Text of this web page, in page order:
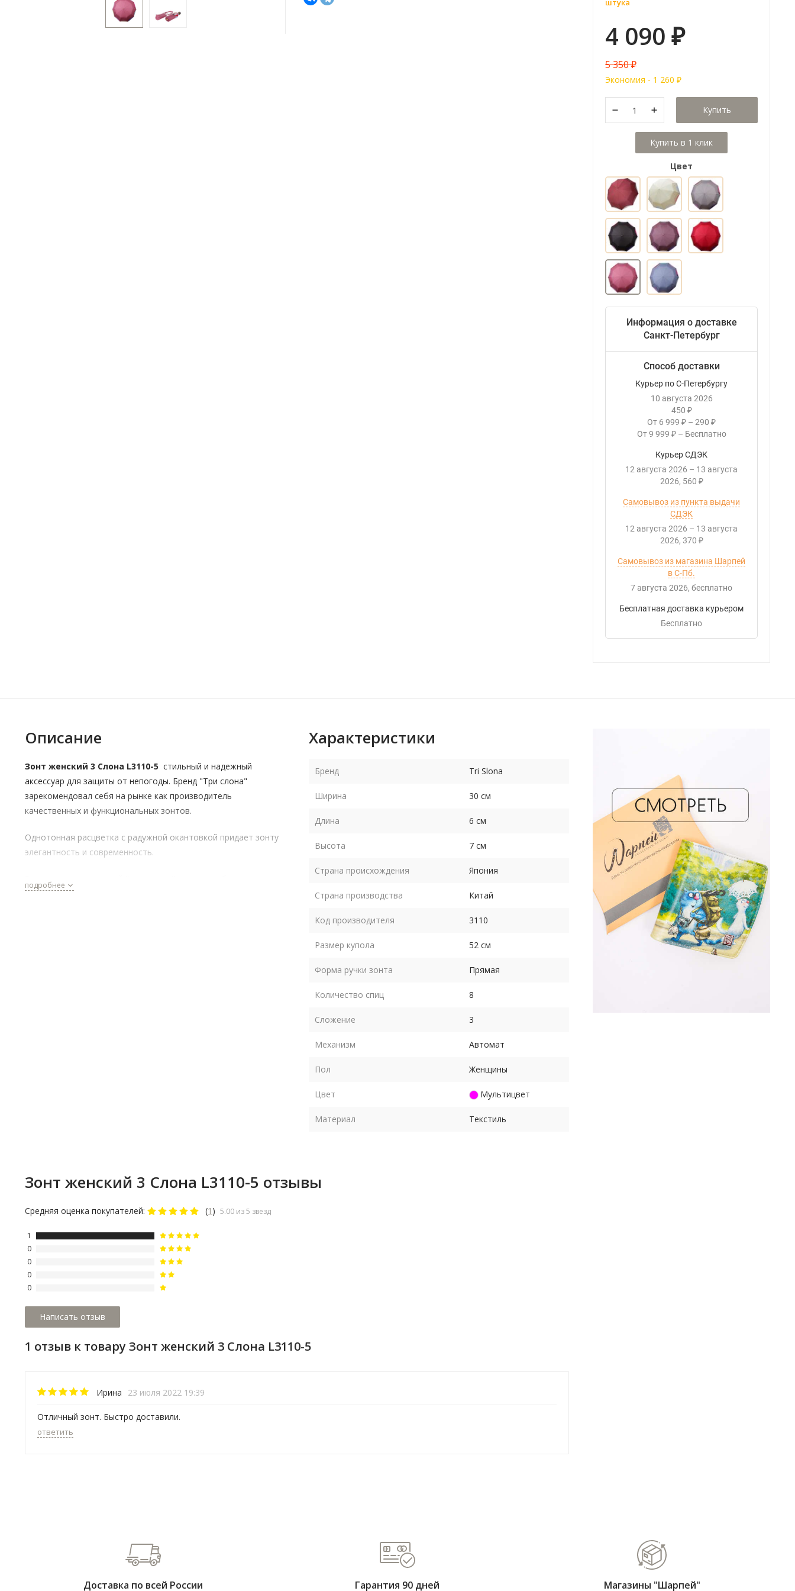
штука
4 090 ₽
5 350₽
Экономия - 1 260 ₽
Купить
Цвет
Информация о доставке
Санкт-Петербург
Способ доставки
Курьер по С-Петербургу
10 августа 2026
450 ₽
От 6 999 ₽ – 290 ₽
От 9 999 ₽ – Бесплатно
Курьер СДЭК
12 августа 2026 – 13 августа
2026 560 ₽
Самовывоз из пункта выдачи
СДЭК
12 августа 2026 – 13 августа
2026 370 ₽
Самовывоз из магазина Шарпей
в С-Пб.
7 августа 2026
Бесплатно
Бесплатная доставка курьером
Бесплатно
Описание
Зонт женский 3 Cлона L3110-5 стильный и надежный
аксессуар для защиты от непогоды. Бренд "Три слона"
зарекомендовал себя на рынке как производитель
качественных и функциональных зонтов.
Однотонная расцветка с радужной окантовкой придает зонту
элегантность и современность.
Зонт оснащен системой "антиветер", которая обеспечивает
дополнительную защиту от ветра. Это особенно актуально в
подробнее
Характеристики
Бренд Tri Slona
Ширина 30 см
Длина 6 см
Высота 7 см
Страна происхождения Япония
Страна производства Китай
Код производителя 3110
Размер купола 52 см
Форма ручки зонта Прямая
Количество спиц 8
Сложение 3
Механизм Автомат
Пол Женщины
Цвет Мультицвет
Материал Текстиль
Зонт женский 3 Cлона L3110-5 отзывы
Средняя оценка покупателей: (1 ) 5.00 из 5 звезд
1
0
0
0
0
1 отзыв к товару Зонт женский 3 Cлона L3110-5
Ирина 23 июля 2022 19:39
Отличный зонт. Быстро доставили.
ответить
Доставка по всей России Гарантия 90 дней Магазины "Шарпей"